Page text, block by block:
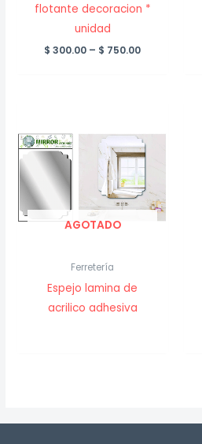
flotante decoracion *
unidad
$ 300.00 – $ 750.00Price
AGOTADO
Ferretería
Espejo lamina de
acrilico adhesiva